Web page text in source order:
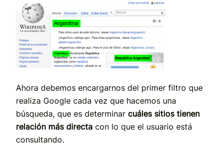
Ahora debemos encargarnos del primer filtro que
realiza Google cada vez que hacemos una
búsqueda, que es determinar cuáles sitios tienen
relación más directa con lo que el usuario está
consultando.